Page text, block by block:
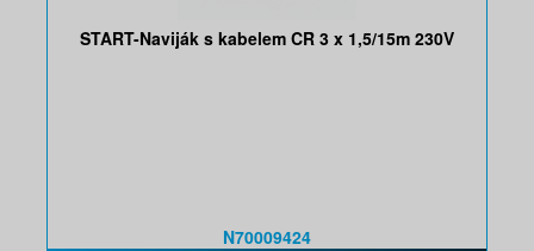
START-Naviják s kabelem CR 3 x 1,5/15m 230V
N70009424